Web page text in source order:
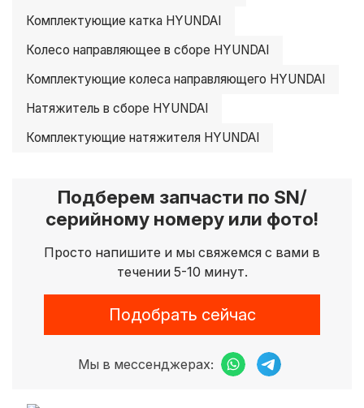
Комплектующие катка HYUNDAI
Колесо направляющее в сборе HYUNDAI
Комплектующие колеса направляющего HYUNDAI
Натяжитель в сборе HYUNDAI
Комплектующие натяжителя HYUNDAI
Подберем запчасти по SN/
серийному номеру или фото!
Просто напишите и мы свяжемся с вами в
течении 5-10 минут.
Подобрать сейчас
Мы в мессенджерах: